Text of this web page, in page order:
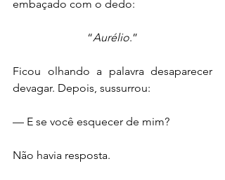
embaçado com o dedo:
“Aurélio.”
Ficou olhando a palavra desaparecer
devagar. Depois, sussurrou:
— E se você esquecer de mim?
Não havia resposta.